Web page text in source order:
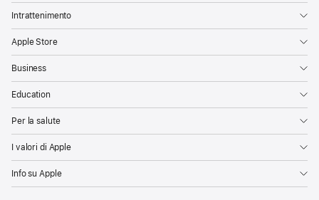
Intrattenimento
Apple Store
Business
Education
Per la salute
I valori di Apple
Info su Apple